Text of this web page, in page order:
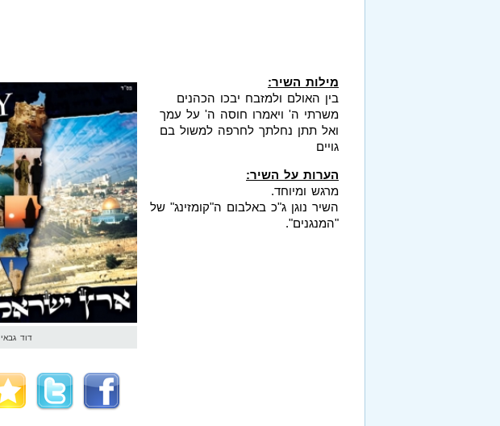
דוד גבאי
מילות השיר:
בין האולם ולמזבח יבכו הכהנים
משרתי ה' ויאמרו חוסה ה' על עמך
ואל תתן נחלתך לחרפה למשול בם
גויים
הערות על השיר:
מרגש ומיוחד.
השיר נוגן ג"כ באלבום ה"קומזינג" של
"המנגנים".